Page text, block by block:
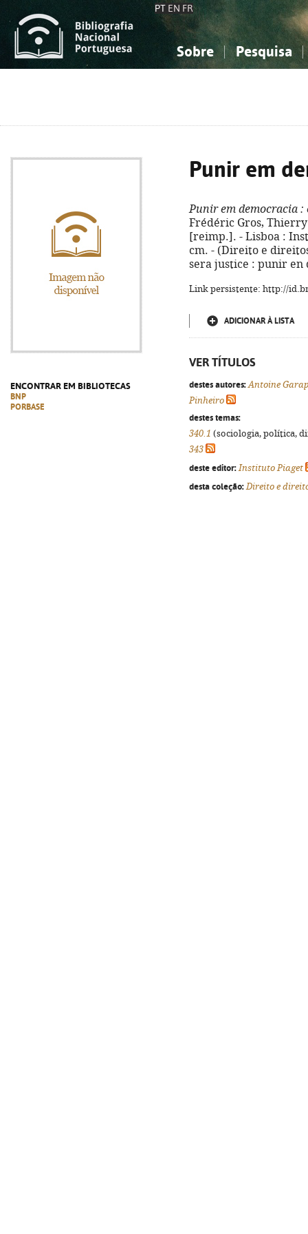
PT EN FR
Sobre Pesquisa
ENCONTRAR EM BIBLIOTECAS
BNP
PORBASE
Punir em
Punir em democracia :
Frédéric Gros,
[reimp.]. - Lisboa :
cm. - (Direito e
sera justice : punir en
Link persistente: http://
ADICIONAR À LISTA
VER TÍTULOS
destes autores: Antoine
Pinheiro
destes temas:
340.1 (sociologia, política,
343
deste editor: Instituto Piaget
desta coleção: Direito e